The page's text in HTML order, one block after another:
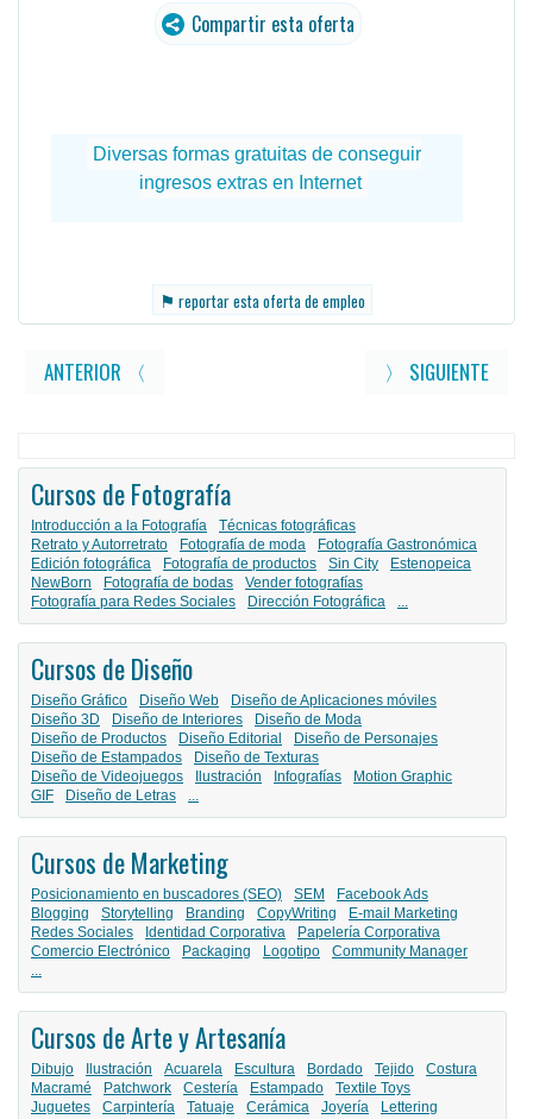
Compartir esta oferta
⚑ reportar esta oferta de empleo
ANTERIOR 〈 〉 SIGUIENTE
Cursos de Fotografía
Introducción a la Fotografía
Técnicas fotográficas
Retrato y Autorretrato
Fotografía de moda
Fotografía Gastronómica
Edición fotográfica
Fotografía de productos Sin City
Estenopeica
NewBorn
Fotografía de bodas
Vender fotografías
Fotografía para Redes Sociales
Dirección Fotográfica ...
Cursos de Diseño
Diseño Gráfico Diseño Web
Diseño de Aplicaciones móviles
Diseño 3D
Diseño de Interiores
Diseño de Moda
Diseño de Productos
Diseño Editorial
Diseño de Personajes
Diseño de Estampados
Diseño de Texturas
Diseño de Videojuegos
Ilustración Infografías
Motion Graphic
GIF
Diseño de Letras ...
Cursos de Marketing
Posicionamiento en buscadores (SEO) SEM
Facebook Ads
Blogging
Storytelling Branding CopyWriting
E-mail Marketing
Redes Sociales
Identidad Corporativa
Papelería Corporativa
Comercio Electrónico
Packaging Logotipo
Community Manager
...
Cursos de Arte y Artesanía
Dibujo Ilustración Acuarela Escultura Bordado Tejido
Costura
Macramé
Patchwork Cestería Estampado
Textile Toys
Juguetes
Carpintería Tatuaje Cerámica Joyería
Lettering